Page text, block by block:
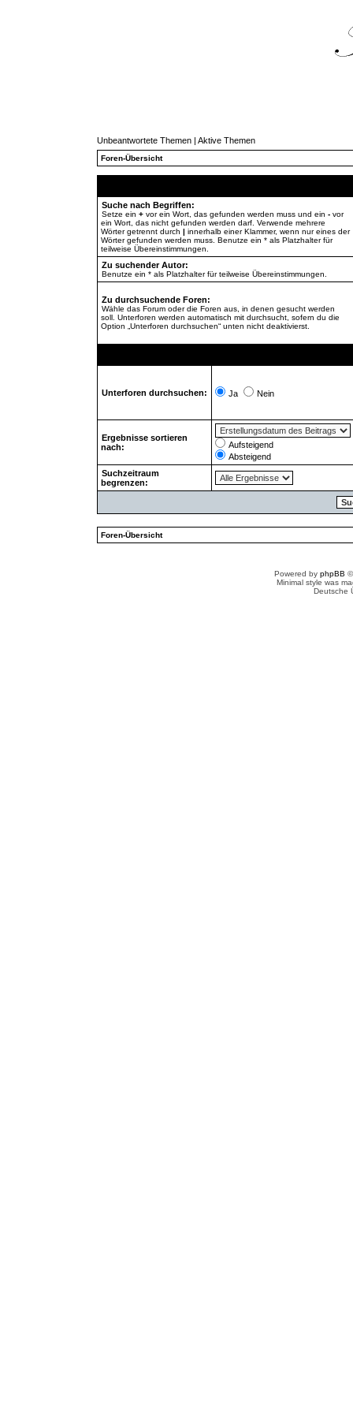
Unbeantwortete Themen| Aktive Themen
Foren-Übersicht
Suche nach Begriffen:
Setze ein +vor ein Wort, das gefunden werden muss und ein -vor
ein Wort, das nicht gefunden werden darf. Verwende mehrere
Wörter getrennt durch | innerhalb einer Klammer, wenn nur eines der
Wörter gefunden werden muss. Benutze ein * als Platzhalter für
teilweise Übereinstimmungen.
Zu suchender Autor:
Benutze ein * als Platzhalter für teilweise Übereinstimmungen.
Zu durchsuchende Foren:
Wähle das Forum oder die Foren aus, in denen gesucht werden
soll. Unterforen werden automatisch mit durchsucht, sofern du die
Option „Unterforen durchsuchen“ unten nicht deaktivierst.
Unterforen durchsuchen: Ja Nein
Ergebnisse sortieren
nach:
Aufsteigend
Absteigend
Suchzeitraum
begrenzen:
Foren-Übersicht
Powered by phpBB
Minimal style was
Deutsche